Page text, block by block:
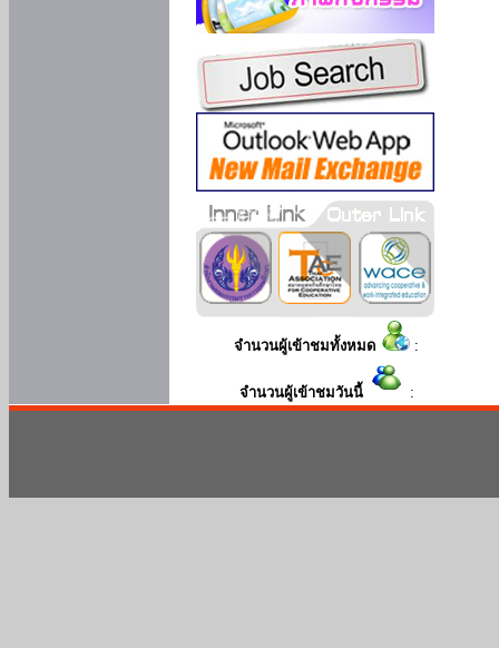
จำนวนผู้เข้าชมทั้งหมด :
จำนวนผู้เข้าชมวันนี้ :